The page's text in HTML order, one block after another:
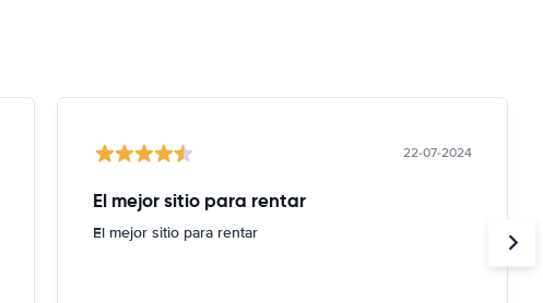
22-07-2024
El mejor sitio para rentar
El mejor sitio para rentar